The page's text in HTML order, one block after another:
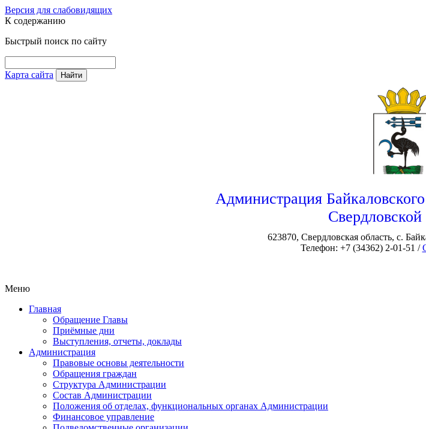
Версия для слабовидящих
К содержанию
Быстрый поиск по сайту
Карта сайта Найти
Администрация
Свердловской
623870, Свердловская область, с.
Телефон: +7 (34362) 2-01-51 /
Меню
Главная
Обращение Главы
Приёмные дни
Выступления, отчеты, доклады
Администрация
Правовые основы деятельности
Обращения граждан
Структура Администрации
Состав Администрации
Положения об отделах, функциональных органах Администрации
Финансовое управление